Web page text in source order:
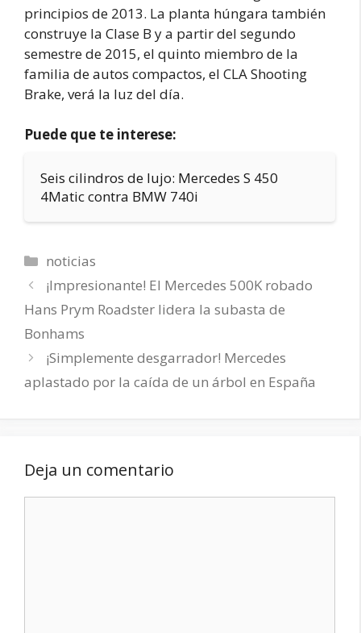
principios de 2013. La planta húngara también
construye la Clase B y a partir del segundo
semestre de 2015, el quinto miembro de la
familia de autos compactos, el CLA Shooting
Brake, verá la luz del día.
Puede que te interese:
Seis cilindros de lujo: Mercedes S 450
4Matic contra BMW 740i
Categorías
noticias
¡Impresionante! El Mercedes 500K robado
Hans Prym Roadster lidera la subasta de
Bonhams
¡Simplemente desgarrador! Mercedes
aplastado por la caída de un árbol en España
Deja un comentario